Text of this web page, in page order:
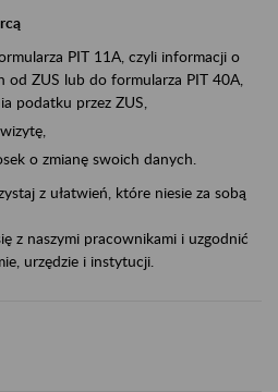
PIT 11A, czyli informacji o
od ZUS lub do formularza PIT 40A,
podatku przez ZUS,
o zmianę swoich danych.
z ułatwień, które niesie za sobą
z naszymi pracownikami i uzgodnić
urzędzie i instytucji.